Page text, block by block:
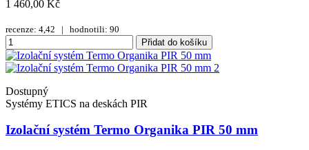
1 460,00 Kč
recenze: 4,42 | hodnotili: 90
Přidat do košíku
Dostupný
Systémy ETICS na deskách PIR
Izolační systém Termo Organika PIR 50 mm